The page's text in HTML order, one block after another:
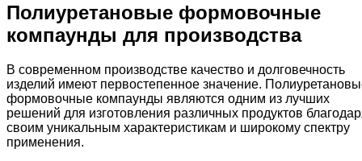
Полиуретановые формовочные
компаунды для производства
В современном производстве качество и долговечность
изделий имеют первостепенное значение.
формовочные компаунды являются одним из лучших
решений для изготовления различных продуктов
своим уникальным характеристикам и широкому спектру
применения.